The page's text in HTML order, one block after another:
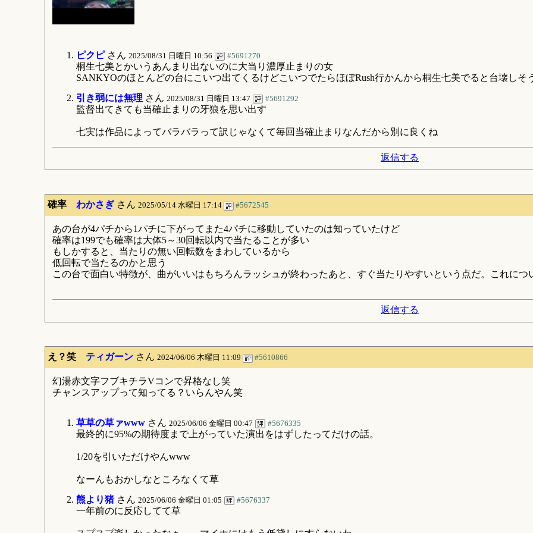
ピクピさん 2025/08/31 日曜日 10:56 #5691270
桐生七美とかいうあんまり出ないのに大当り濃厚止まりの女
SANKYOのほとんどの台にこいつ出てくるけどこいつでたらほぼRush行かんから桐生七美でると台壊しそ
引き弱には無理 さん 2025/08/31 日曜日 13:47 #5691292
監督出てきても当確止まりの牙狼を思い出す
七実は作品によってバラバラって訳じゃなくて毎回当確止まりなんだから別に良くね
返信する
確率 わかさぎさん 2025/05/14 水曜日 17:14 #5672545
あの台が4パチから1パチに下がってまた4パチに移動していたのは知っていたけど
確率は199でも確率は大体5～30回転以内で当たることが多い
もしかすると、当たりの無い回転数をまわしているから
低回転で当たるのかと思う
この台で面白い特徴が、曲がいいはもちろんラッシュが終わったあと、すぐ当たりやすいという点だ。これにつ
返信する
え？笑 ティガーンさん 2024/06/06 木曜日 11:09 #5610866
幻湯赤文字フブキチラVコンで昇格なし笑
チャンスアップって知ってる？いらんやん笑
草草の草ァwwwさん 2025/06/06 金曜日 00:47 #5676335
最終的に95%の期待度まで上がっていた演出をはずしたってだけの話。
1/20を引いただけやんwww
なーんもおかしなところなくて草
熊より猪さん 2025/06/06 金曜日 01:05 #5676337
一年前のに反応してて草